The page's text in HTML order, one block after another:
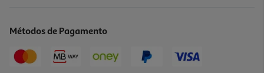
19,99 € PVP de editor
Métodos de Pagamento